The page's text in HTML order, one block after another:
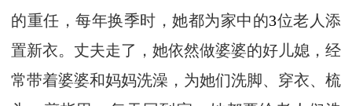
的重任，每年换季时，她都为家中的3位老人添
置新衣。丈夫走了，她依然做婆婆的好儿媳，经
常带着婆婆和妈妈洗澡，为她们洗脚、穿衣、梳